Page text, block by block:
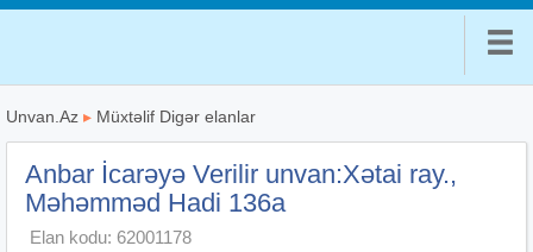
Unvan.Az ▸ Müxtəlif Digər elanlar
Anbar İcarəyə Verilir unvan:Xətai ray.,
Məhəmməd Hadi 136a
Elan kodu: 62001178